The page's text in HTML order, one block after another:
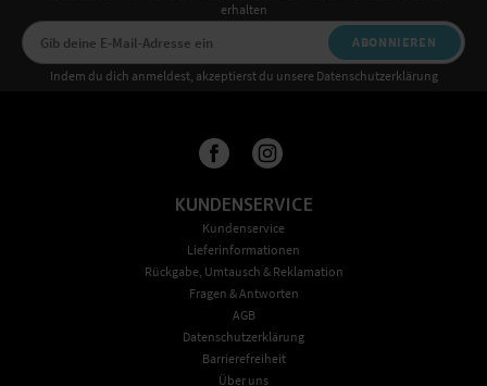
erhalten
ABONNIEREN
Indem du dich anmeldest, akzeptierst du unsere Datenschutzerklärung
KUNDENSERVICE
Kundenservice
Lieferinformationen
Rückgabe, Umtausch & Reklamation
Fragen & Antworten
AGB
Datenschutzerklärung
Barrierefreiheit
Über uns